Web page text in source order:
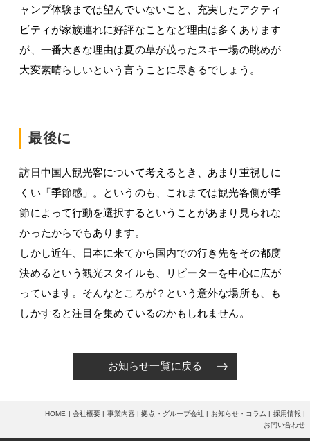
ャンプ体験までは望んでいないこと、充実したアクティ
ビティが家族連れに好評なことなど理由は多くあります
が、一番大きな理由は夏の草が茂ったスキー場の眺めが
大変素晴らしいという言うことに尽きるでしょう。
最後に
訪日中国人観光客について考えるとき、あまり重視しに
くい「季節感」。というのも、これまでは観光客側が季
節によって行動を選択するということがあまり見られな
かったからでもあります。
しかし近年、日本に来てから国内での行き先をその都度
決めるという観光スタイルも、リピーターを中心に広が
っています。そんなところが？という意外な場所も、も
しかすると注目を集めているのかもしれません。
お知らせ一覧に戻る
HOME 会社概要 事業内容 拠点・グループ会社 お知らせ・コラム
採用情報
お問い合わせ